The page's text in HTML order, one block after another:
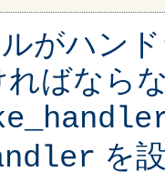
がハン
ばなら
を